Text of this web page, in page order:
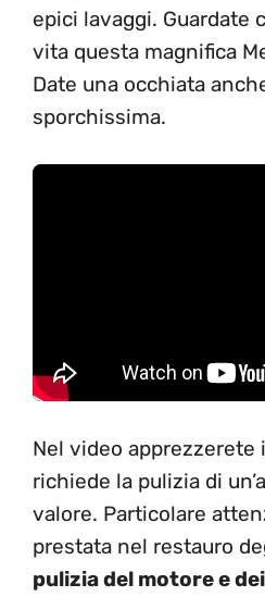
epici lavaggi. Guardate
vita questa magnifica
Date una occhiata
sporchissima.
Nel video apprezzerete
richiede la pulizia di
valore. Particolare
prestata nel restauro
pulizia del motore e